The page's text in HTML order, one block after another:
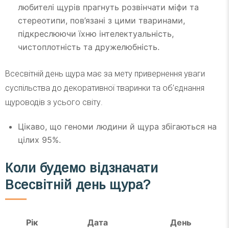
любителі щурів прагнуть розвінчати міфи та
стереотипи, пов’язані з цими тваринами,
підкреслюючи їхню інтелектуальність,
чистоплотність та дружелюбність.
Всесвітній день щура має за мету привернення уваги
суспільства до декоративної тваринки та об’єднання
щуроводів з усього світу.
Цікаво, що геноми людини й щура збігаються на
цілих 95%.
Коли будемо відзначати
Всесвітній день щура?
Рік Дата
День